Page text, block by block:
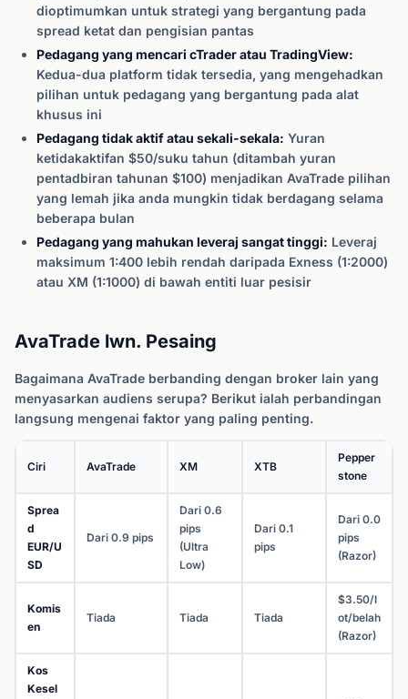
dioptimumkan untuk strategi yang bergantung pada
spread ketat dan pengisian pantas
Pedagang yang mencari cTrader atau TradingView:
Kedua-dua platform tidak tersedia, yang mengehadkan
pilihan untuk pedagang yang bergantung pada alat
khusus ini
Pedagang tidak aktif atau sekali-sekala: Yuran
ketidakaktifan $50/suku tahun (ditambah yuran
pentadbiran tahunan $100) menjadikan AvaTrade pilihan
yang lemah jika anda mungkin tidak berdagang selama
beberapa bulan
Pedagang yang mahukan leveraj sangat tinggi: Leveraj
maksimum 1:400 lebih rendah daripada Exness (1:2000)
atau XM (1:1000) di bawah entiti luar pesisir
AvaTrade lwn. Pesaing
Bagaimana AvaTrade berbanding dengan broker lain yang
menyasarkan audiens serupa? Berikut ialah perbandingan
langsung mengenai faktor yang paling penting.
Ciri AvaTrade XM XTB
Pepper
stone
Sprea
d
EUR/U
SD
Dari 0.9 pips
Dari 0.6
pips
(Ultra
Low)
Dari 0.1
pips
Dari 0.0
pips
(Razor)
Komis
en
Tiada Tiada Tiada
$3.50/l
ot/belah
(Razor)
Kos
Kesel